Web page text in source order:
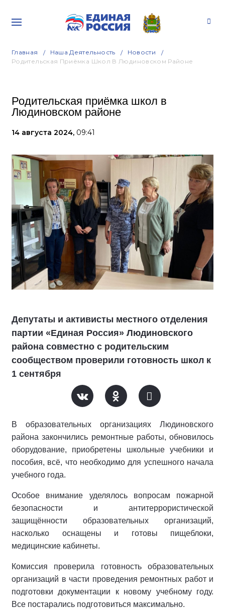
Главная Наша Деятельность
Новости
Родительская Приёмка Школ В Людиновском Районе
Родительская приёмка школ в
Людиновском районе
14 августа 2024, 09:41
Депутаты и активисты местного отделения
партии «Единая Россия» Людиновского
района совместно с родительским
сообществом проверили готовность школ к
1 сентября
В образовательных организациях Людиновского
района закончились ремонтные работы, обновилось
оборудование, приобретены школьные учебники и
пособия, всё, что необходимо для успешного начала
учебного года.
Особое внимание уделялось вопросам пожарной
безопасности и антитеррористической
защищённости образовательных организаций,
насколько оснащены и готовы пищеблоки,
медицинские кабинеты.
Комиссия проверила готовность образовательных
организаций в части проведения ремонтных работ и
подготовки документации к новому учебному году.
Все постарались подготовиться максимально.